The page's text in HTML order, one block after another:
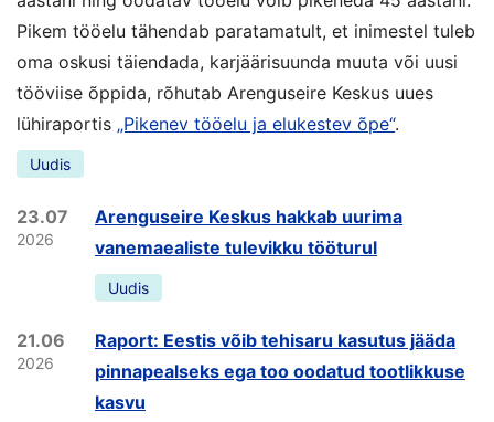
Pikem tööelu tähendab paratamatult, et inimestel tuleb
oma oskusi täiendada, karjäärisuunda muuta või uusi
tööviise õppida, rõhutab Arenguseire Keskus uues
lühiraportis „Pikenev tööelu ja elukestev õpe“.
Uudis
23.07
2026
Arenguseire Keskus hakkab uurima
vanemaealiste tulevikku tööturul
Uudis
21.06
2026
Raport: Eestis võib tehisaru kasutus jääda
pinnapealseks ega too oodatud tootlikkuse
kasvu